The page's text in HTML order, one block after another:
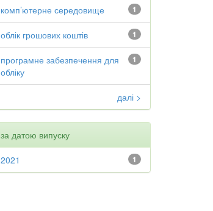
1
комп’ютерне середовище
1
облік грошових коштів
1
програмне забезпечення для
обліку
далі >
за датою випуску
1
2021